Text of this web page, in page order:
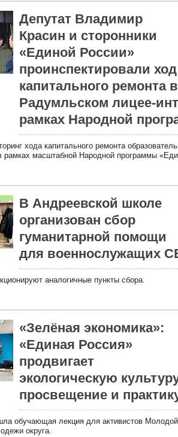
Депутат Владимир
Красин и сторонники
«Единой России»
проинспектировали ход
капитального ремонта в
Радумльском лицее-
рамках Народной
хода капитального ремонта
рамках масштабной Народной программы
В Андреевской школе
организован сбор
гуманитарной помощи
для военнослужащих
аналогичные пункты сбора.
«Зелёная экономика»:
«Единая Россия»
продвигает
экологическую
просвещение и
обучающая лекция для активистов
округа.